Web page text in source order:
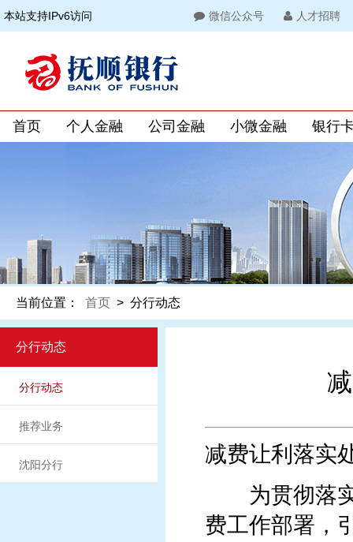
本站支持IPv6访问 微信公众号 人才招聘
首页 个人金融 公司金融 小微金融 银行
当前位置： 首页 > 分行动态
分行动态
分行动态
推荐业务
沈阳分行
减费让利落实
为贯彻落实
费工作部署，